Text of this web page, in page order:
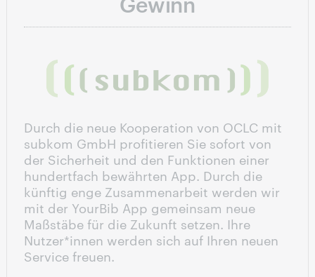
Durch die neue Kooperation von OCLC mit
subkom GmbH profitieren Sie sofort von
der Sicherheit und den Funktionen einer
hundertfach bewährten App. Durch die
künftig enge Zusammenarbeit werden wir
mit der YourBib App gemeinsam neue
Maßstäbe für die Zukunft setzen. Ihre
Nutzer*innen werden sich auf Ihren neuen
Service freuen.